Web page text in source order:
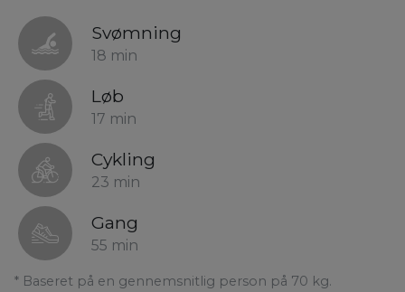
Svømning
18 min
Løb
17 min
Cykling
23 min
Gang
55 min
* Baseret på en gennemsnitlig person på 70 kg.